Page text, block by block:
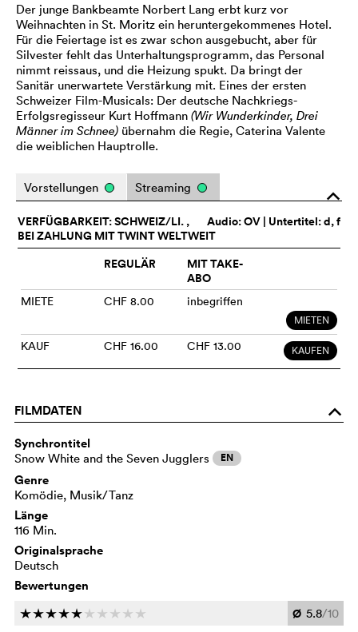
Der junge Bankbeamte Norbert Lang erbt kurz vor
Weihnachten in St. Moritz ein heruntergekommenes Hotel.
Für die Feiertage ist es zwar schon ausgebucht, aber für
Silvester fehlt das Unterhaltungsprogramm, das Personal
nimmt reissaus, und die Heizung spukt. Da bringt der
Sanitär unerwartete Verstärkung mit. Eines der ersten
Schweizer Film-Musicals: Der deutsche Nachkriegs-
Erfolgsregisseur Kurt Hoffmann (Wir Wunderkinder, Drei
Männer im Schnee) übernahm die Regie, Caterina Valente
die weiblichen Hauptrolle.
o
Vorstellungen Streaming
Audio:OV | Untertitel: d, f
VERFÜGBARKEIT: SCHWEIZ/LI. ,
BEI ZAHLUNG MIT TWINT WELTWEIT
REGULÄR
MIT TAKE-
ABO
MIETE CHF 8.00 inbegriffen
MIETEN
KAUF CHF 16.00 CHF 13.00 KAUFEN
FILMDATEN o
Synchrontitel
Snow White and the Seven Jugglers EN
Genre
Komödie, Musik/Tanz
Länge
116 Min.
Originalsprache
Deutsch
Bewertungen
ccccc c c c c c Ø 5.8/10